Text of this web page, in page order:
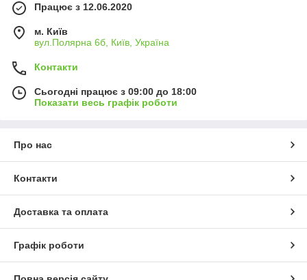
Працює з 12.06.2020
м. Київ
вул.Полярна 6б, Київ, Україна
Контакти
Сьогодні працює з 09:00 до 18:00
Показати весь графік роботи
Про нас
Контакти
Доставка та оплата
Графік роботи